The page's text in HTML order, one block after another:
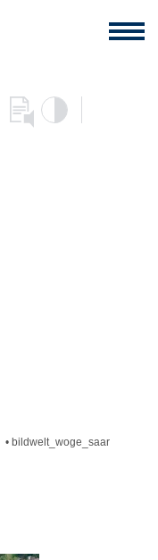
• bildwelt_woge_saar